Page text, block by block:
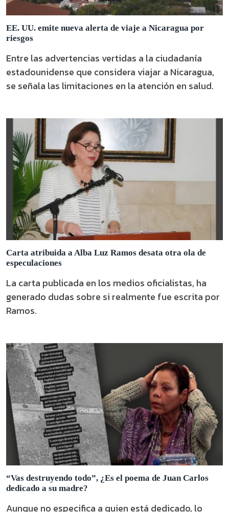
EE. UU. emite nueva alerta de viaje a Nicaragua por
riesgos
Entre las advertencias vertidas a la ciudadanía
estadounidense que considera viajar a Nicaragua,
se señala las limitaciones en la atención en salud.
Carta atribuida a Alba Luz Ramos desata otra ola de
especulaciones
La carta publicada en los medios oficialistas, ha
generado dudas sobre si realmente fue escrita por
Ramos.
“Vas destruyendo todo”, ¿Es el poema de Juan Carlos
dedicado a su madre?
Aunque no especifica a quien está dedicado, lo